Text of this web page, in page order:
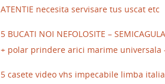
ATENTIE necesita servisare tus uscat etc
5 BUCATI NOI NEFOLOSITE –
+ polar prindere arici marime universala
5 casete video vhs impecabile limba